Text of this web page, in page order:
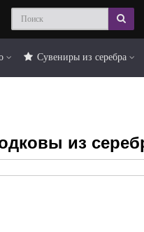
Сувениры из серебра
из